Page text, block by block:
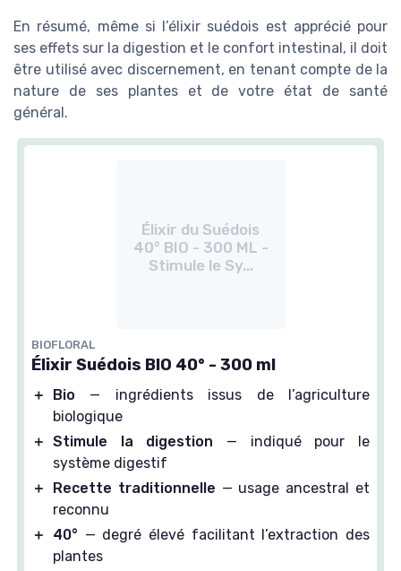
En résumé, même si l’élixir suédois est apprécié pour
ses effets sur la digestion et le confort intestinal, il doit
être utilisé avec discernement, en tenant compte de la
nature de ses plantes et de votre état de santé
général.
Élixir du Suédois
40° BIO - 300 ML -
Stimule le Sy...
BIOFLORAL
Élixir Suédois BIO 40° - 300 ml
＋ Bio — ingrédients issus de l’agriculture
biologique
＋ Stimule la digestion — indiqué pour le
système digestif
＋
Recette traditionnelle — usage ancestral et
reconnu
＋
40° — degré élevé facilitant l’extraction des
plantes